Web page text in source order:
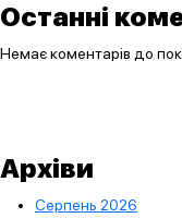
Останні
Немає коментарів до
Архіви
Серпень 2026